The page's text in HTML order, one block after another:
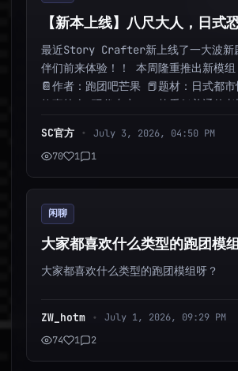
【新本上线】八尺大人，日式
最近Story Crafter新上线了一大波新
伴们前来体验！！ 本周隆重推出新模组
📔作者：跑团吧芒果 📕题材：日式都
故事简介 现代东京，一栋看似普通的
SC官方 •
July 3, 2026, 04:50 PM
70
1 1
闲聊
大家都喜欢什么类型的跑团模
大家都喜欢什么类型的跑团模组呀？
ZW_hotm •
July 1, 2026, 09:29 PM
74
1 2